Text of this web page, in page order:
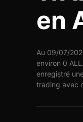
en
Au 09/07/
environ 0
enregistré
trading avec